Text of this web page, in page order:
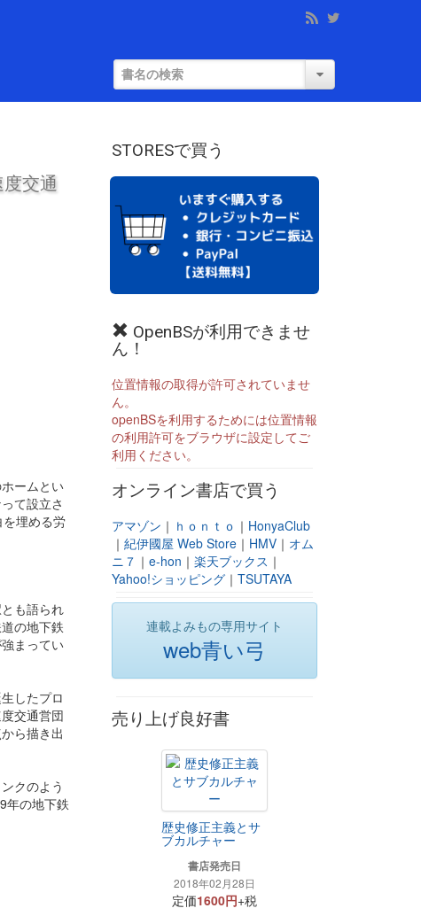
交通
ームとい
て設立さ
埋める労
も語られ
の地下鉄
まってい
したプロ
交通営団
ら描き出
クのよう
年の地下鉄
STORESで買う
OpenBSが利用できませ
ん！
位置情報の取得が許可されていませ
ん。
openBSを利用するためには位置情報
の利用許可をブラウザに設定してご
利用ください。
オンライン書店で買う
アマゾン ｜ ｈｏｎｔｏ ｜ HonyaClub
｜ 紀伊國屋 Web Store｜ HMV｜ オム
ニ７ ｜ e-hon ｜ 楽天ブックス ｜
Yahoo!ショッピング｜ TSUTAYA
連載よみもの専用サイト
web青い弓
売り上げ良好書
歴史修正主義とサ
ブカルチャー
書店発売日
2018年02月28日
定価1600円+税